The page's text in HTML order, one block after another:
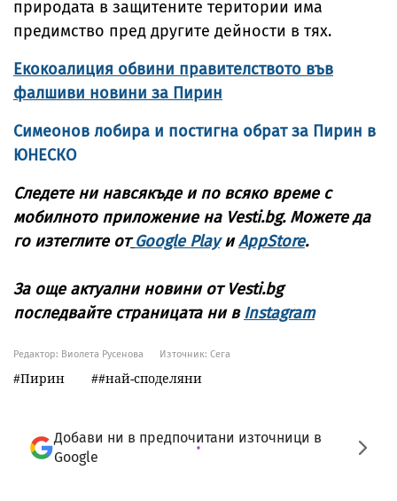
природата в защитените територии има
предимство пред другите дейности в тях.
Екокоалиция обвини правителството във
фалшиви новини за Пирин
Симеонов лобира и постигна обрат за Пирин в
ЮНЕСКО
Следете ни навсякъде и по всяко време с
мобилното приложение на Vesti.bg. Можете да
го изтеглите от Google PlayиAppStore.
За още актуални новини от Vesti.bg
последвайте страницата ни в Instagram
Редактор: Виолета Русенова Източник: Сега
Пирин #най-споделяни
Добави ни в предпочитани източници в
Google